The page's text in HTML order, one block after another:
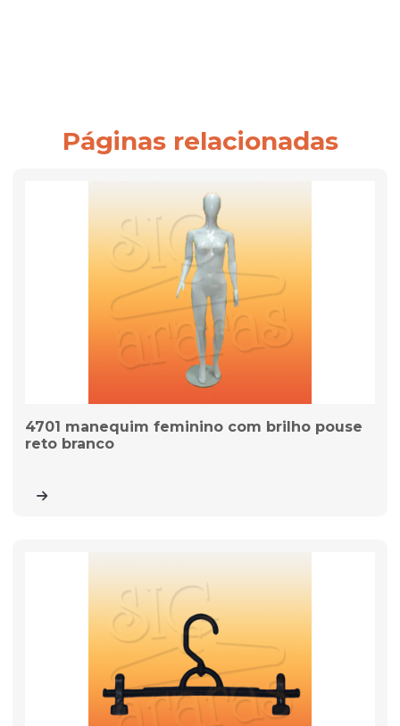
Páginas relacionadas
4701 manequim feminino com brilho pouse
reto branco